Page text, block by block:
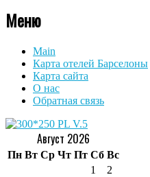
Меню
Main
Карта отелей Барселоны
Карта сайта
О нас
Обратная связь
Август 2026
Пн Вт Ср Чт Пт Сб Вс
1
2